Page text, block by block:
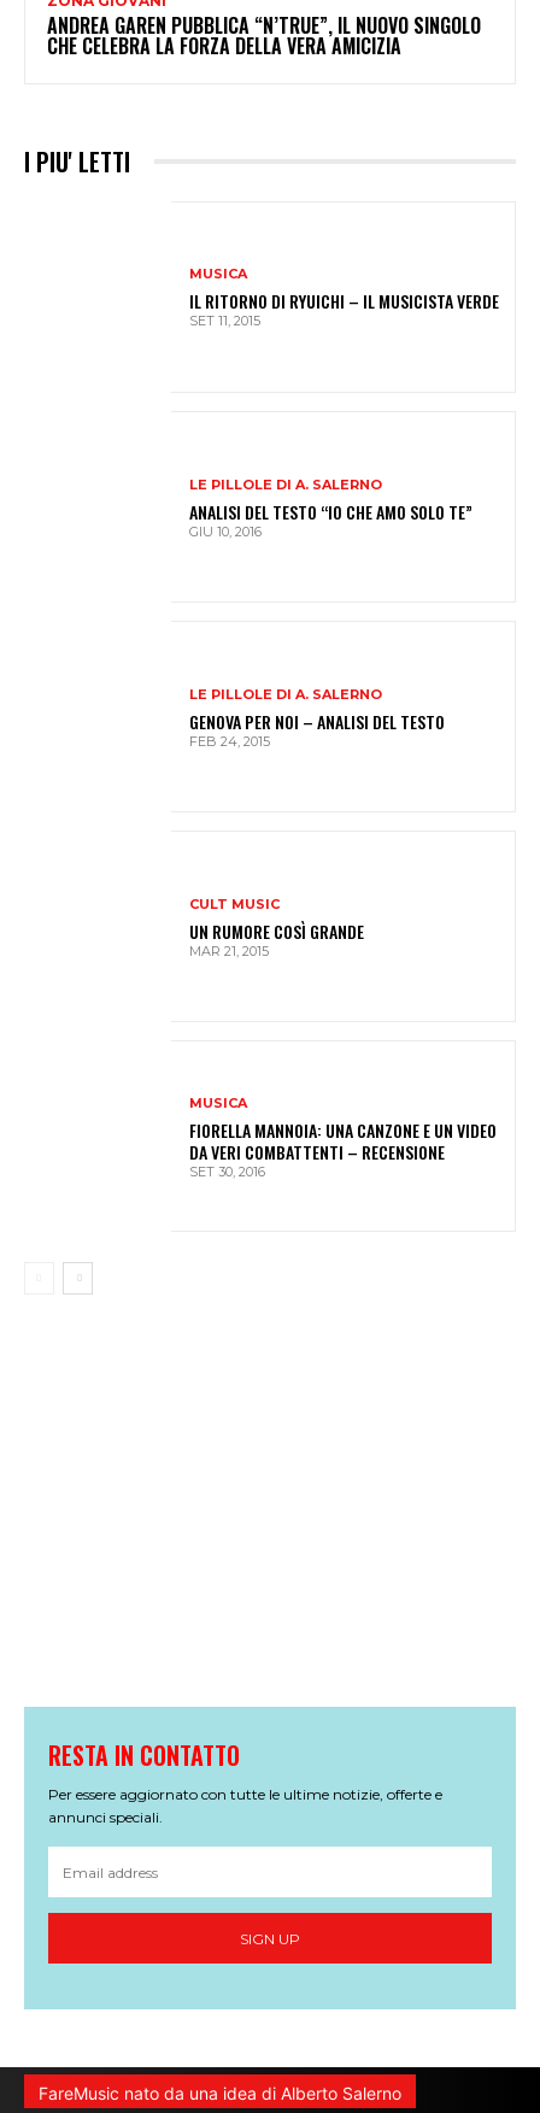
ANDREA GAREN PUBBLICA “N’TRUE”, IL NUOVO SINGOLO
CHE CELEBRA LA FORZA DELLA VERA AMICIZIA
I PIU' LETTI
MUSICA
IL RITORNO DI RYUICHI – IL MUSICISTA VERDE
SET 11, 2015
LE PILLOLE DI A. SALERNO
ANALISI DEL TESTO “IO CHE AMO SOLO TE”
GIU 10, 2016
LE PILLOLE DI A. SALERNO
GENOVA PER NOI – ANALISI DEL TESTO
FEB 24, 2015
CULT MUSIC
UN RUMORE COSÌ GRANDE
MAR 21, 2015
MUSICA
FIORELLA MANNOIA: UNA CANZONE E UN VIDEO
DA VERI COMBATTENTI – RECENSIONE
SET 30, 2016
RESTA IN CONTATTO
Per essere aggiornato con tutte le ultime notizie, offerte e
annunci speciali.
SIGN UP
FareMusic nato da una idea di Alberto Salerno